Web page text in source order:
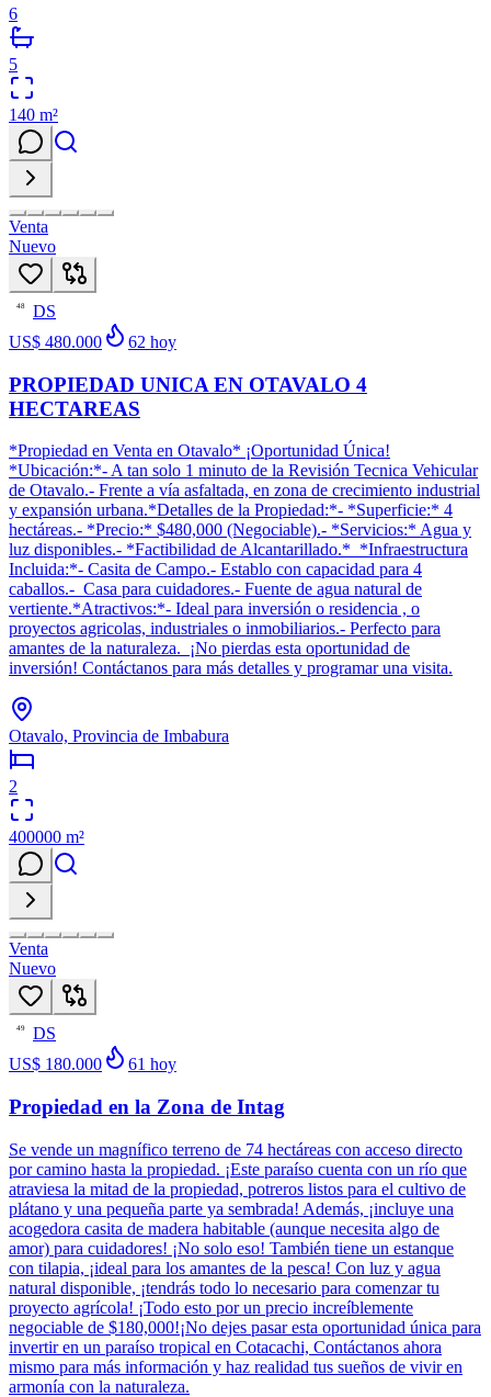
6
5
140 m²
Venta
Nuevo
48
DS
US$ 480.000
62 hoy
PROPIEDAD UNICA EN OTAVALO 4
HECTAREAS
*Propiedad en Venta en Otavalo* ¡Oportunidad Única!
*Ubicación:*- A tan solo 1 minuto de la Revisión Tecnica Vehicular
de Otavalo.- Frente a vía asfaltada, en zona de crecimiento industrial
y expansión urbana.*Detalles de la Propiedad:*- *Superficie:* 4
hectáreas.- *Precio:* $480,000 (Negociable).- *Servicios:* Agua y
luz disponibles.- *Factibilidad de Alcantarillado.* *Infraestructura
Incluida:*- Casita de Campo.- Establo con capacidad para 4
caballos.- ‍ Casa para cuidadores.- Fuente de agua natural de
vertiente.*Atractivos:*- Ideal para inversión o residencia , o
proyectos agricolas, industriales o inmobiliarios.- Perfecto para
amantes de la naturaleza. ¡No pierdas esta oportunidad de
inversión! Contáctanos para más detalles y programar una visita.
Otavalo, Provincia de Imbabura
2
400000 m²
Venta
Nuevo
49
DS
US$ 180.000
61 hoy
Propiedad en la Zona de Intag
Se vende un magnífico terreno de 74 hectáreas con acceso directo
por camino hasta la propiedad. ¡Este paraíso cuenta con un río que
atraviesa la mitad de la propiedad, potreros listos para el cultivo de
plátano y una pequeña parte ya sembrada! Además, ¡incluye una
acogedora casita de madera habitable (aunque necesita algo de
amor) para cuidadores! ¡No solo eso! También tiene un estanque
con tilapia, ¡ideal para los amantes de la pesca! Con luz y agua
natural disponible, ¡tendrás todo lo necesario para comenzar tu
proyecto agrícola! ¡Todo esto por un precio increíblemente
negociable de $180,000!¡No dejes pasar esta oportunidad única para
invertir en un paraíso tropical en Cotacachi, Contáctanos ahora
mismo para más información y haz realidad tus sueños de vivir en
armonía con la naturaleza.